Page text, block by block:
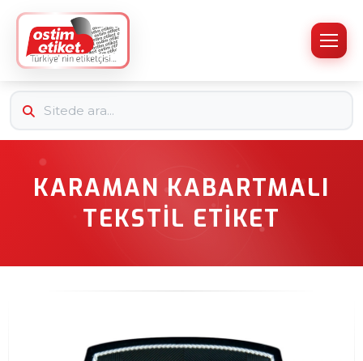
KARAMAN KABARTMALI
TEKSTIL ETIKET